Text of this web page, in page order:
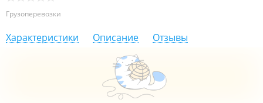
Грузоперевозки
Характеристики Описание Отзывы